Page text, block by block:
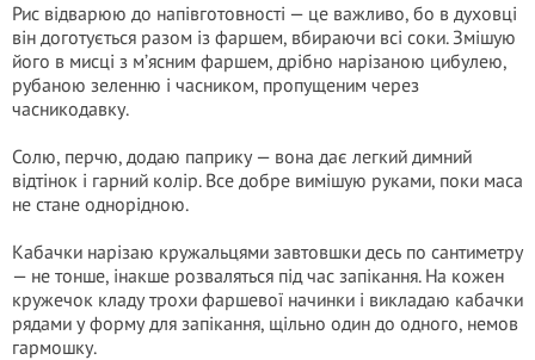
Рис відварюю до напівготовності — це важливо, бо в духовці
він доготується разом із фаршем, вбираючи всі соки. Змішую
його в мисці з м’ясним фаршем, дрібно нарізаною цибулею,
рубаною зеленню і часником, пропущеним через
часникодавку.
Солю, перчю, додаю паприку — вона дає легкий димний
відтінок і гарний колір. Все добре вимішую руками, поки маса
не стане однорідною.
Кабачки нарізаю кружальцями завтовшки десь по сантиметру
— не тонше, інакше розваляться під час запікання. На кожен
кружечок кладу трохи фаршевої начинки і викладаю кабачки
рядами у форму для запікання, щільно один до одного, немов
гармошку.